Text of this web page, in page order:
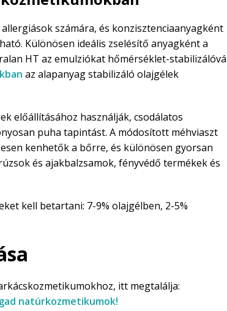
számára, és konzisztenciaanyagként
Különösen ideális zselésítő anyagként a
HT az emulziókat hőmérséklet-stabilizálóvá
az alapanyag stabilizáló olajgélek
előállításához használják, csodálatos
puha tapintást. A módosított méhviaszt
kenhetők a bőrre, és különösen gyorsan
és ajakbalzsamok, fényvédő termékek és
kell betartani: 7-9% olajgélben, 2-5%
itt megtalálja:
natúrkozmetikumok!